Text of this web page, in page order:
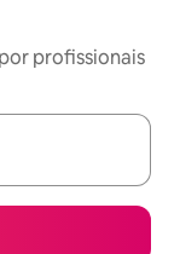
profissionais
explore-os